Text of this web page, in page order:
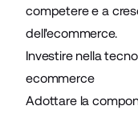
competere e a
dell'ecommerce.
Investire nella
ecommerce
Adottare la